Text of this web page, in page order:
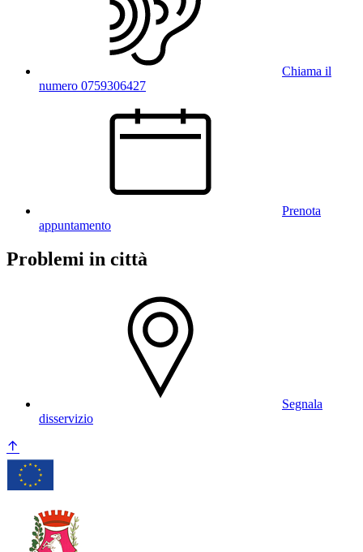
Chiama il
numero 0759306427
Prenota
appuntamento
Problemi in città
Segnala
disservizio